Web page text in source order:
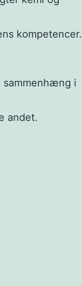
kompetencer.
i
andet.